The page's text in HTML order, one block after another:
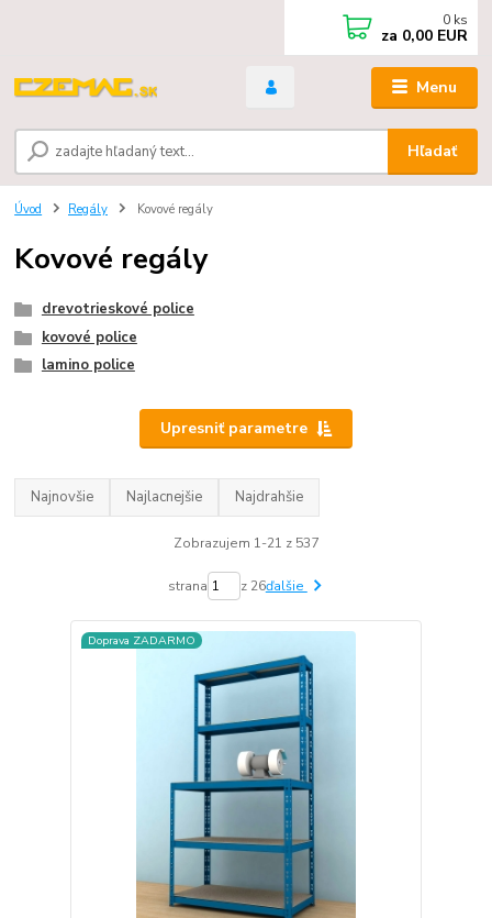
Menu
Hľadať
0 ks
za 0,00 EUR
Úvod Regály Kovové regály
Kovové regály
drevotrieskové police
kovové police
lamino police
Upresniť parametre
Najnovšie Najlacnejšie Najdrahšie
Zobrazujem 1-21 z 537
strana z 26ďalšie
Doprava ZADARMO